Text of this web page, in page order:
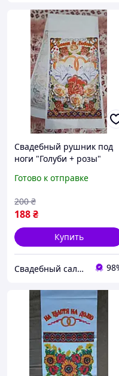
Свадебный рушник под
ноги "Голуби + розы"
Готово к отправке
188₴
200 ₴
Купить
Свадебный салон "ПРИНЦЕССА"